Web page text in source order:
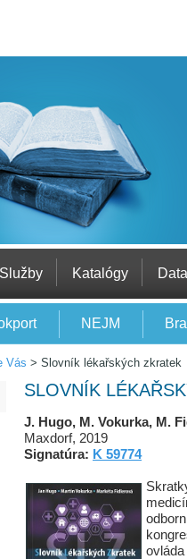
Služby Katalógy
NEJM
Vás > Slovník lékařských zkratek
SLOVNÍK
J. Hugo, M. Vokurka, M.
Maxdorf, 2019
Signatúra: K 59774